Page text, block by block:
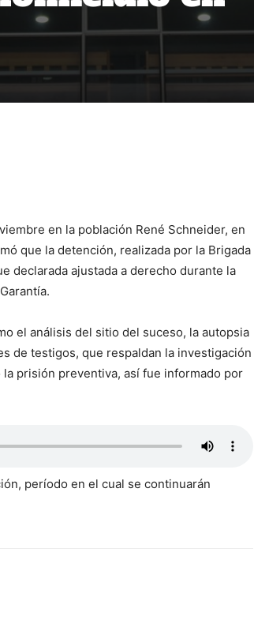
en la población René Schneider, en
que la detención, realizada por la Brigada
declarada ajustada a derecho durante la
el análisis del sitio del suceso, la autopsia
de testigos, que respaldan la investigación
prisión preventiva, así fue informado por
período en el cual se continuarán